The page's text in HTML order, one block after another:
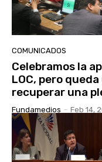
COMUNICADOS
Celebramos la
LOC, pero
recuperar una
Fundamedios - Feb 14,